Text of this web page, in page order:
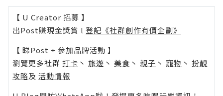
【 U Creator 招募 】
出Post賺現金獎賞 l 登記《社群創作有價企劃》
【 睇Post + 參加品牌活動 】
瀏覽更多社群 打卡 丶 旅遊 丶 美食 丶 親子 丶 寵物 丶 扮靚
攻略及 活動情報